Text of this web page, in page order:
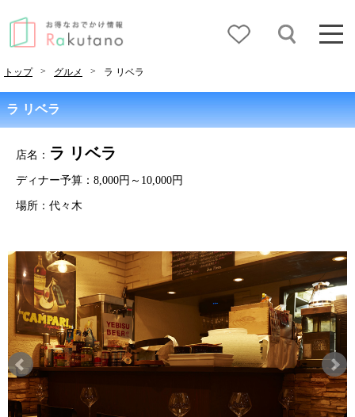
トップ > グルメ > ラ リベラ
ラ リベラ
店名： ラ リベラ
ディナー予算：8,000円～10,000円
場所：代々木